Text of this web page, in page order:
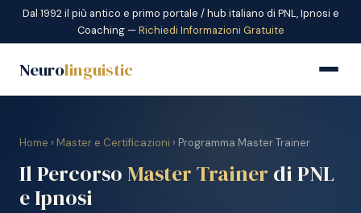
Dal 1992 il più antico e primo portale / hub italiano di PNL, Ipnosi e
Coaching —Richiedi Informazioni Gratuite
Neurolinguistic
Home › Master e Certificazioni › Programma Master Trainer
Il Percorso Master Trainer di PNL
e Ipnosi